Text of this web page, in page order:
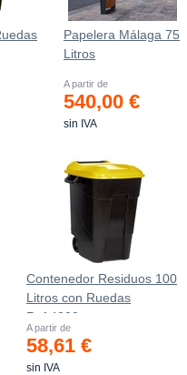
Papelera Málaga 75
Litros
A partir de
540,00 €
sin IVA
Contenedor Residuos 100
Litros con Ruedas
Ref.4200
A partir de
58,61 €
sin IVA